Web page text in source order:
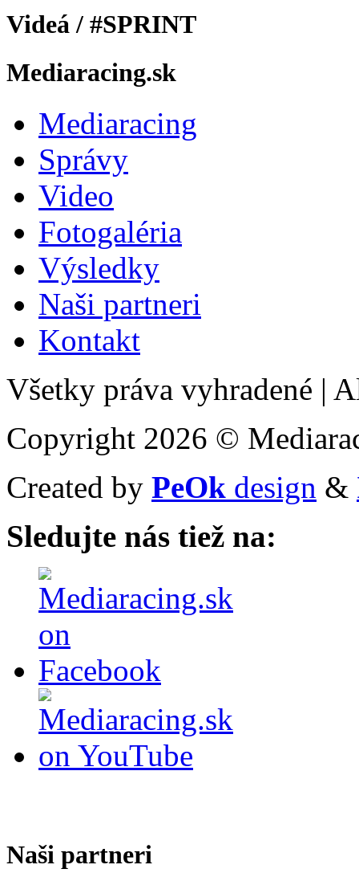
Videá / #SPRINT
Mediaracing.sk
Mediaracing
Správy
Video
Fotogaléria
Výsledky
Naši partneri
Kontakt
Všetky práva vyhradené |
Copyright 2026 ©
Created by PeOk design &
Sledujte nás tiež na:
Naši partneri